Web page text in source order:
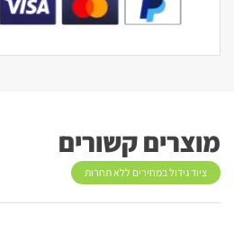
מוצרים קשורים
ציוד גידול במחירים ללא תחרות